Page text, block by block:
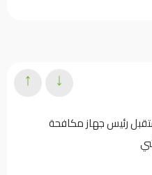
رئيس جهاز مكافحة
↓
↑